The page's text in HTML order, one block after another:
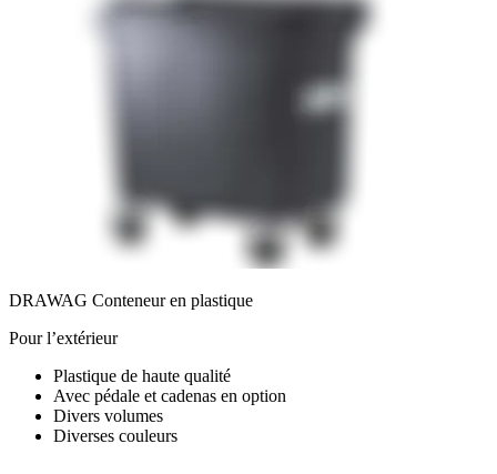
DRAWAG Conteneur en plastique
Pour l’extérieur
Plastique de haute qualité
Avec pédale et cadenas en option
Divers volumes
Diverses couleurs